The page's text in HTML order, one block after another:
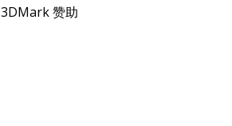
3DMark 赞助